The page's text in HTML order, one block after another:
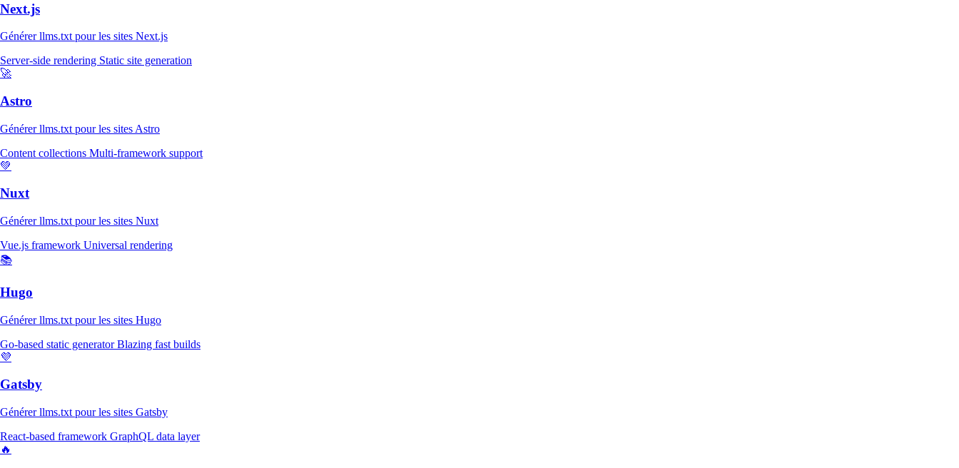
Next.js
Générer llms.txt pour les sites Next.js
Server-side rendering Static site generation
🚀
Astro
Générer llms.txt pour les sites Astro
Content collections Multi-framework support
💚
Nuxt
Générer llms.txt pour les sites Nuxt
Vue.js framework Universal rendering
📚
Hugo
Générer llms.txt pour les sites Hugo
Go-based static generatorBlazing fast builds
💜
Gatsby
Générer llms.txt pour les sites Gatsby
React-based framework GraphQL data layer
🔥